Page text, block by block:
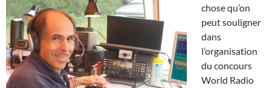
chose qu’on
peut souligner
dans
l’organisation
du concours
World Radio